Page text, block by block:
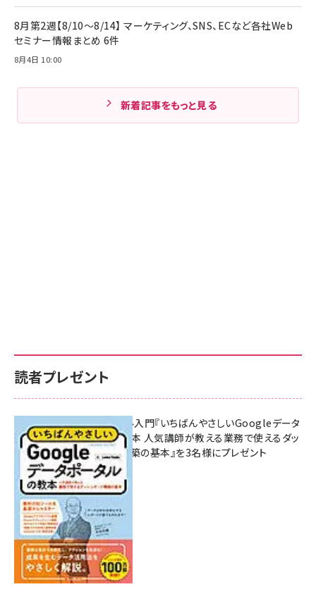
8月第2週【8/10～8/14】 マーケティング、SNS、ECなど各社Web
セミナー情報まとめ 6件
8月4日 10:00
新着記事をもっと見る
読者プレゼント
無料BIツール入門『いちばんやさしいGoogleデータ
ポータルの教本 人気講師が教える業務で使えるダッ
シュボード構築の基本』を3名様にプレゼント
7月31日 10:00